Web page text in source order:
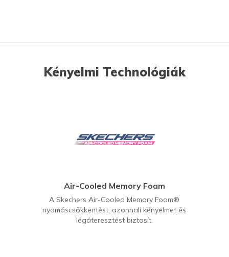
Kényelmi Technológiák
Air-Cooled Memory Foam
A Skechers Air-Cooled Memory Foam®
nyomáscsökkentést, azonnali kényelmet és
légáteresztést biztosít.